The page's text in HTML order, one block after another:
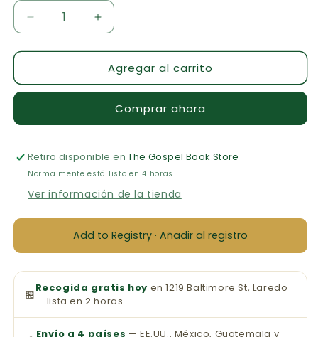
Reducir
cantidad
para
NVI
ideal
regalar
y
premiar
Aumentar
cantidad
para
Biblia
NVI
niños,
ideal
regalar
y
premiar
Agregar al carrito
Comprar ahora
Retiro disponible enThe Gospel Book Store
Normalmente está listo en 4 horas
Ver información de la tienda
Add to Registry · Añadir al registro
🏪Recogida gratis hoy en 1219 Baltimore St, Laredo
— lista en 2 horas
Envío a 4 países — EE.UU., México, Guatemala y